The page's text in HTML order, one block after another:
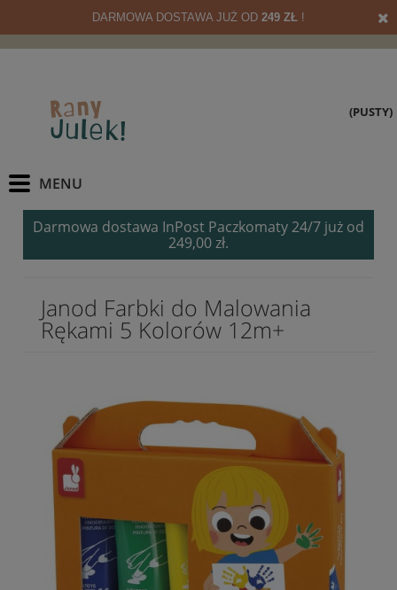
DARMOWA DOSTAWA JUŻ OD 249 ZŁ !
(PUSTY)
Darmowa dostawa InPost Paczkomaty 24/7 już od
249,00 zł.
Janod Farbki do Malowania
Rękami 5 Kolorów 12m+